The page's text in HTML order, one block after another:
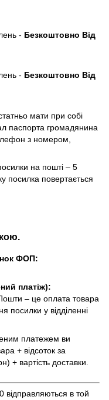
- Безкоштовно Від
- Безкоштовно Від
мати при собі
паспорта громадянина
з номером,
на пошті – 5
посилка повертається
ФОП:
платіж):
– це оплата товара
посилки у відділенні
платежем ви
+ відсоток за
+ вартість доставки.
відправляються в той